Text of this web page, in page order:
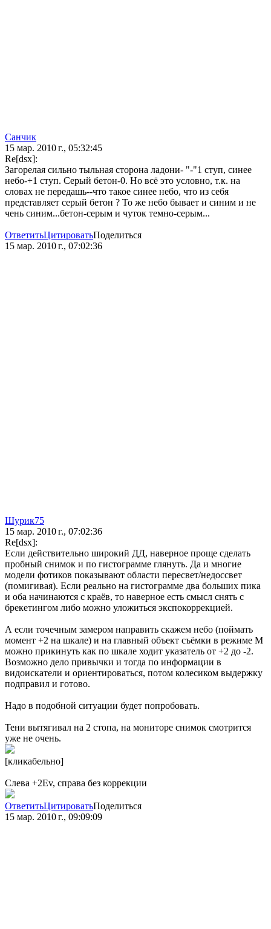
Санчик
15 мар. 2010 г., 05:32:45
Re[dsx]:
Загорелая сильно тыльная сторона ладони- "-"1 ступ, синее
небо-+1 ступ. Серый бетон-0. Но всё это условно, т.к. на
словах не передашь--что такое синее небо, что из себя
представляет серый бетон ? То же небо бывает и синим и не
чень синим...бетон-серым и чуток темно-серым...
ОтветитьЦитироватьПоделиться
15 мар. 2010 г., 07:02:36
Шурик75
15 мар. 2010 г., 07:02:36
Re[dsx]:
Если действительно широкий ДД, наверное проще сделать
пробный снимок и по гистограмме глянуть. Да и многие
модели фотиков показывают области пересвет/недоссвет
(помигивая). Если реально на гистограмме два больших пика
и оба начинаются с краёв, то наверное есть смысл снять с
брекетингом либо можно уложиться экспокоррекцией.
А если точечным замером направить скажем небо (поймать
момент +2 на шкале) и на главный объект съёмки в режиме М
можно прикинуть как по шкале ходит указатель от +2 до -2.
Возможно дело привычки и тогда по информации в
видоискатели и ориентироваться, потом колесиком выдержку
подправил и готово.
Надо в подобной ситуации будет попробовать.
Тени вытягивал на 2 стопа, на мониторе снимок смотрится
уже не очень.
[кликабельно]
Слева +2Ev, справа без коррекции
ОтветитьЦитироватьПоделиться
15 мар. 2010 г., 09:09:09